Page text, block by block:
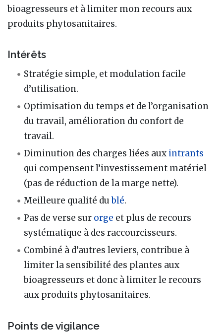
bioagresseurs et à limiter mon recours aux
produits phytosanitaires.
Intérêts
Stratégie simple, et modulation facile
d’utilisation.
Optimisation du temps et de l’organisation
du travail, amélioration du confort de
travail.
Diminution des charges liées aux intrants
qui compensent l’investissement matériel
(pas de réduction de la marge nette).
Meilleure qualité dublé.
Pas de verse sur orge et plus de recours
systématique à des raccourcisseurs.
Combiné à d’autres leviers, contribue à
limiter la sensibilité des plantes aux
bioagresseurs et donc à limiter le recours
aux produits phytosanitaires.
Points de vigilance